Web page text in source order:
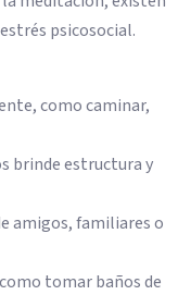
psicosocial.
como caminar,
brinde estructura y
amigos, familiares o
tomar baños de